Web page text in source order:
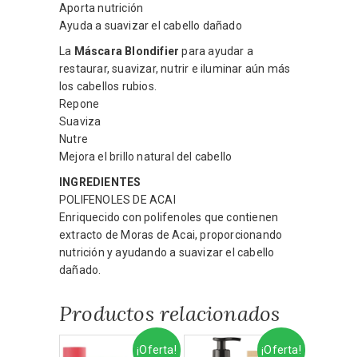
Aporta nutrición
Ayuda a suavizar el cabello dañado
La Máscara Blondifier para ayudar a
restaurar, suavizar, nutrir e iluminar aún más
los cabellos rubios.
Repone
Suaviza
Nutre
Mejora el brillo natural del cabello
INGREDIENTES
POLIFENOLES DE ACAI
Enriquecido con polifenoles que contienen
extracto de Moras de Acai, proporcionando
nutrición y ayudando a suavizar el cabello
dañado.
Productos relacionados
¡Oferta! ¡Oferta!